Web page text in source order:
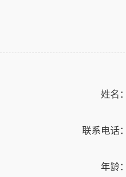
姓名：
联系电话：
年龄：